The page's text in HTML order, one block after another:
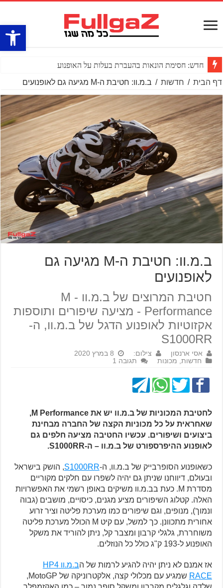
פתח
חדש: חסימת הונאות בהעברת בעלות על האופנוע
דף הבית / חדשות / ב.מ.וו: חטיבת ה-M מגיעה גם לאופנועים
ב.מ.וו: חטיבת ה-M מגיעה גם
לאופנועים
חטיבת המרוצים של ב.מ.וו - M
Performance - מציעה שיפורים ותוספות
אקזוטיות לאופנוע הדגל של ב.מ.וו, ה-
S1000RR
אסי ארנסון צילום:
8 במרץ 2020
חדשות מכונות תגובה 1
לחטיבת המכוניות של ב.מ.וו יש את M Performance,
שאחראית על כל מכוניות הקצה של החברה מבחינת
ביצועים ושיפורים. עכשיו החטיבה מציעה חלפים גם
לאופנוע ההיפרספורט של ב.מ.וו – ה-S1000RR.
כשאופנוע הסופרבייק של ב.מ.וו, ה-S1000RR, הושק בישראל
ובעולם, דיווחנו שניתן גם יהיה לשפרו עם חלקים מקוריים
מסדרת M. כעת בב.מ.וו משיקים באופן רשמי את האפשרויות
האלה. קטלוג השיפורים מציע מגנים, כיסויים, מושבים (גבוה
ונמוך), מנופים, וגם שיפורים כמו מערכת פליטה וציר זרוע
אחורית מתכוונן. כך למשל, עם קיט M הכולל מערכת פליטה
משוחררת, גלגלי קרבון ומצבר קל, ניתן להוריד את משקל
האופנוע ל-193 ק"ג כולל כל הנוזלים.
אז אמנם לא ניתן יהיה להגיע לרמות של ה
ב.מ.וו HP4
RACE
שמגיע עם מכלולי קצה, אלקטרוניקה של MotoGP,